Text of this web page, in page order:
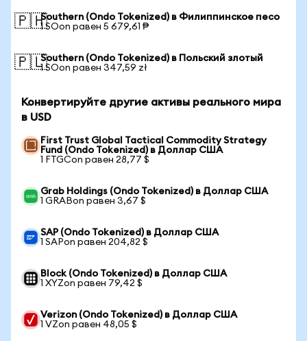
🇵🇭Southern (Ondo Tokenized) в Филиппинское песо
1 SOon равен 5 679,61 ₱
🇵🇱Southern (Ondo Tokenized) в Польский злотый
1 SOon равен 347,59 zł
Конвертируйте другие активы реального мира
в USD
First Trust Global Tactical Commodity Strategy
Fund (Ondo Tokenized) в Доллар США
1 FTGCon равен 28,77 $
Grab Holdings (Ondo Tokenized) в Доллар США
1 GRABon равен 3,67 $
SAP (Ondo Tokenized) в Доллар США
1 SAPon равен 204,82 $
Block (Ondo Tokenized) в Доллар США
1 XYZon равен 79,42 $
Verizon (Ondo Tokenized) в Доллар США
1 VZon равен 48,05 $